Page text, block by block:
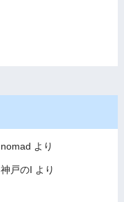
nomad より
神戸のI より